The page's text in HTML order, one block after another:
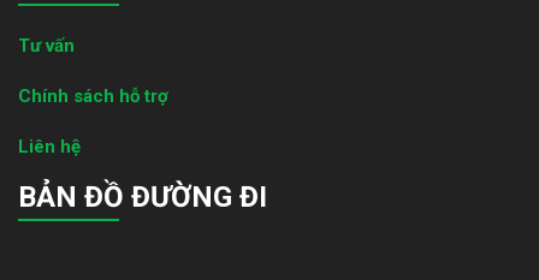
Tư vấn
Chính sách hỗ trợ
Liên hệ
BẢN ĐỒ ĐƯỜNG ĐI